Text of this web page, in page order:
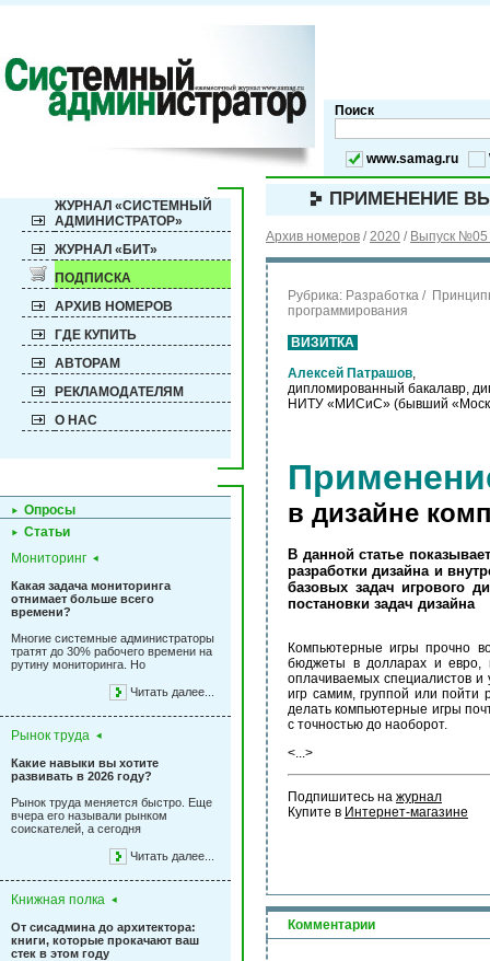
Поиск
www.samag.ru
ЖУРНАЛ «СИСТЕМНЫЙ
АДМИНИСТРАТОР»
ЖУРНАЛ «БИТ»
ПОДПИСКА
АРХИВ НОМЕРОВ
ГДЕ КУПИТЬ
АВТОРАМ
РЕКЛАМОДАТЕЛЯМ
О НАС
Опросы
Статьи
Мониторинг
Какая задача мониторинга
отнимает больше всего
времени?
Многие системные администраторы
тратят до 30% рабочего времени на
рутину мониторинга. Но
Читать далее...
Рынок труда
Какие навыки вы хотите
развивать в 2026 году?
Рынок труда меняется быстро. Еще
вчера его называли рынком
соискателей, а сегодня
Читать далее...
Книжная полка
От сисадмина до архитектора:
книги, которые прокачают ваш
стек в этом году
ПРИМЕНЕНИЕ
Архив номеров / 2020 / Выпуск №05
Рубрика: Разработка /
программирования
ВИЗИТКА
Алексей Патрашов,
дипломированный бакалавр,
НИТУ «МИСиС» (бывший
в дизайне
В данной статье
разработки дизайна и
базовых задач игрового
постановки задач дизайна
Компьютерные игры прочно
бюджеты в долларах и евро,
оплачиваемых специалистов и
игр самим, группой или
делать компьютерные игры
с точностью до наоборот.
<...>
Подпишитесь на журнал
Купите в Интернет-магазине
Комментарии